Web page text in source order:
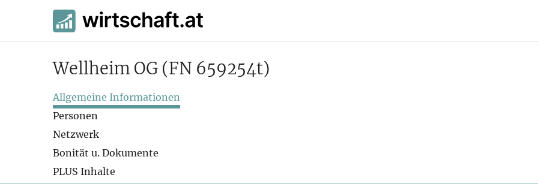
Wellheim OG (FN 659254t)
Allgemeine Informationen
Personen
Netzwerk
Bonität u. Dokumente
PLUS Inhalte